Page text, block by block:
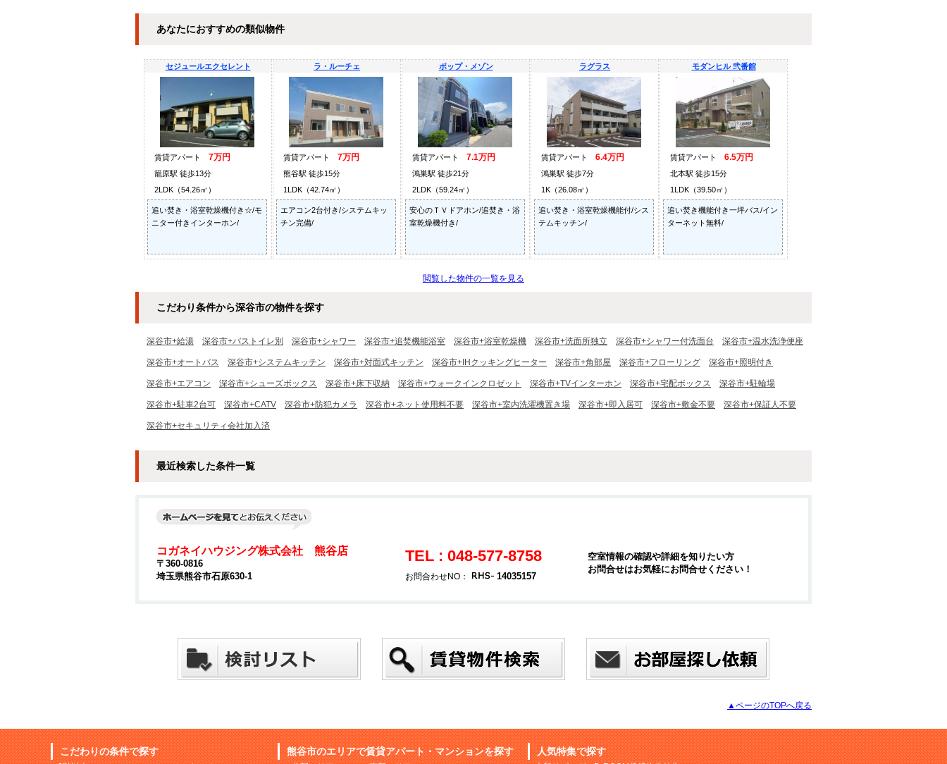
あなたにおすすめの類似物件
セジュールエクセレント
賃貸アパート 7万円
籠原駅 徒歩13分
2LDK（54.26㎡）
追い焚き・浴室乾燥機付き☆/モ
ニター付きインターホン/
ラ・ルーチェ
賃貸アパート 7万円
熊谷駅 徒歩15分
1LDK（42.74㎡）
エアコン2台付き/システムキッ
チン完備/
ポップ・メゾン
賃貸アパート 7.1万円
鴻巣駅 徒歩21分
2LDK（59.24㎡）
安心のＴＶドアホン/追焚き・浴
室乾燥機付き/
ラグラス
賃貸アパート 6.4万円
鴻巣駅 徒歩7分
1K（26.08㎡）
追い焚き・浴室乾燥機能付/シス
テムキッチン/
モダンヒル 弐番館
賃貸アパート 6.5万円
北本駅 徒歩15分
1LDK（39.50㎡）
追い焚き機能付き一坪バス/イン
ターネット無料/
閲覧した物件の一覧を見る
こだわり条件から深谷市の物件を探す
深谷市+給湯 深谷市+バストイレ別 深谷市+シャワー 深谷市+追焚機能浴室 深谷市+浴室乾燥機 深谷市+洗面所独立 深谷市+シャワー付洗面台 深谷市+温水洗浄便座
深谷市+オートバス 深谷市+システムキッチン 深谷市+対面式キッチン 深谷市+IHクッキングヒーター 深谷市+角部屋 深谷市+フローリング 深谷市+照明付き
深谷市+エアコン 深谷市+シューズボックス 深谷市+床下収納 深谷市+ウォークインクロゼット 深谷市+TVインターホン 深谷市+宅配ボックス 深谷市+駐輪場
深谷市+駐車2台可 深谷市+CATV 深谷市+防犯カメラ 深谷市+ネット使用料不要 深谷市+室内洗濯機置き場 深谷市+即入居可 深谷市+敷金不要 深谷市+保証人不要
深谷市+セキュリティ会社加入済
最近検索した条件一覧
コガネイハウジング株式会社 熊谷店
〒360-0816
埼玉県熊谷市石原630-1
TEL : 048-577-8758
お問合わせNO： 14035157
空室情報の確認や詳細を知りたい方
お問合せはお気軽にお問合せください！
▲ページのTOPへ戻る
こだわりの条件で探す 熊谷市のエリアで賃貸アパート・マンションを探す 人気特集で探す